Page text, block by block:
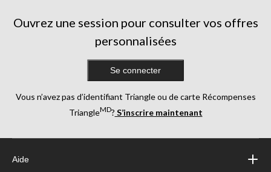
Ouvrez une session pour consulter vos offres
personnalisées
Se connecter
Vous n’avez pas d’identifiant Triangle ou de carte Récompenses
TriangleMD? S’inscrire maintenant
Aide